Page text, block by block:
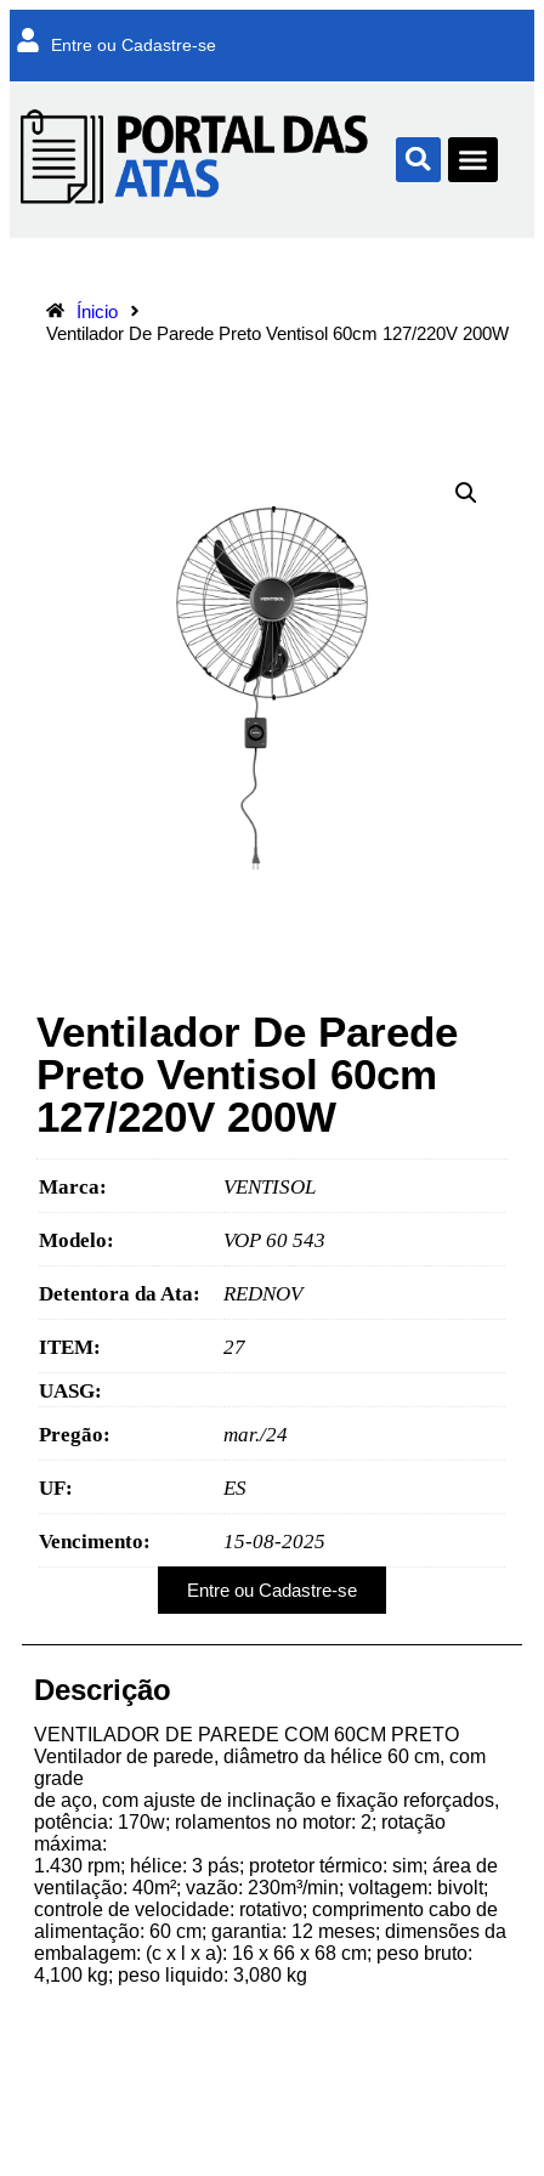
Entre ou Cadastre-se
Ínicio
Ventilador De Parede Preto Ventisol 60cm 127/220V 200W
Ventilador De Parede
Preto Ventisol 60cm
127/220V 200W
Marca: VENTISOL
Modelo: VOP 60 543
Detentora da Ata: REDNOV
ITEM:
27
UASG:
Pregão:
mar./24
UF: ES
Vencimento: 15-08-2025
Entre ou Cadastre-se
Descrição
VENTILADOR DE PAREDE COM 60CM PRETO
Ventilador de parede, diâmetro da hélice 60 cm, com
grade
de aço, com ajuste de inclinação e fixação reforçados,
potência: 170w; rolamentos no motor: 2; rotação
máxima:
1.430 rpm; hélice: 3 pás; protetor térmico: sim; área de
ventilação: 40m²; vazão: 230m³/min; voltagem: bivolt;
controle de velocidade: rotativo; comprimento cabo de
alimentação: 60 cm; garantia: 12 meses; dimensões da
embalagem: (c x l x a): 16 x 66 x 68 cm; peso bruto:
4,100 kg; peso liquido: 3,080 kg